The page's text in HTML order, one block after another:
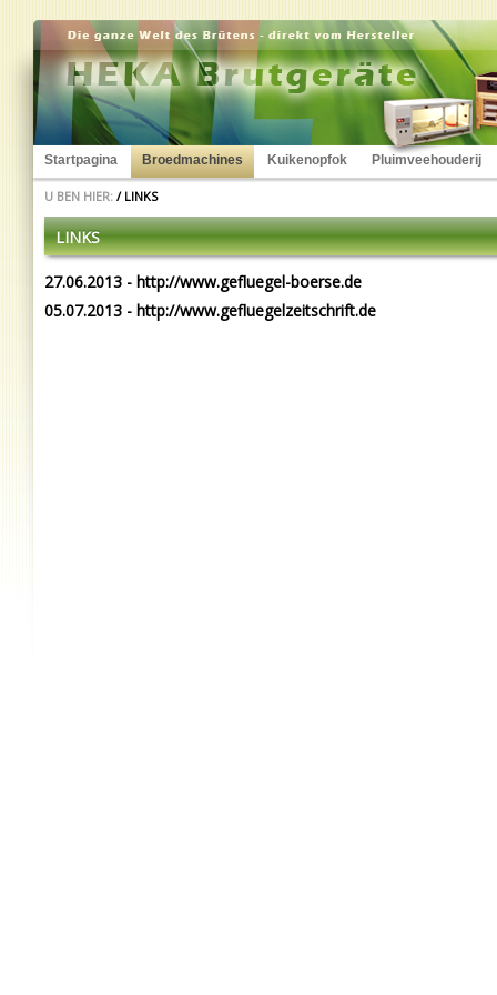
Startpagina Broedmachines Kuikenopfok Pluimveehouderij
U BEN HIER: / LINKS
LINKS
27.06.2013 - http://www.gefluegel-boerse.de
05.07.2013 - http://www.gefluegelzeitschrift.de